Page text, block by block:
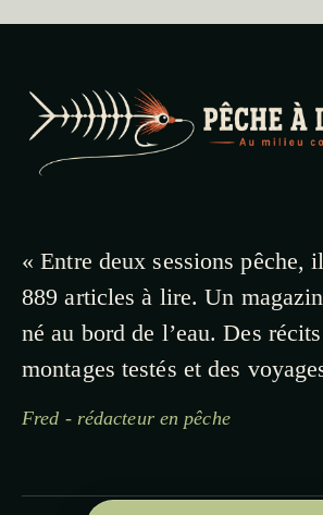
« Entre deux sessions pêche,
889 articles à lire. Un
né au bord de l’eau. Des
montages testés et des
Fred - rédacteur en pêche